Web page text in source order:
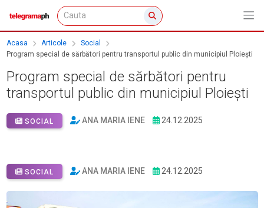
Acasa Articole
Social
Program special de sărbători pentru transportul public din municipiul Ploiești
Program special de sărbători pentru
transportul public din municipiul Ploiești
SOCIAL ANA MARIA IENE 24.12.2025
SOCIAL ANA MARIA IENE 24.12.2025